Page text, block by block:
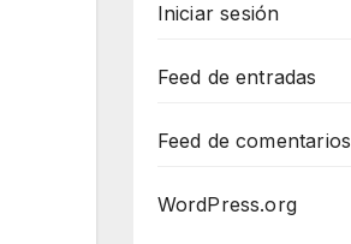
Iniciar sesión
Feed de entradas
Feed de comentarios
WordPress.org